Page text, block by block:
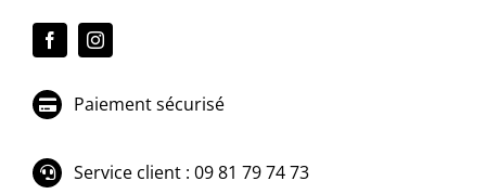
Paiement sécurisé
Service client : 09 81 79 74 73